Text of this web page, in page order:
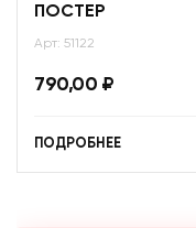
ПОСТЕР
Арт: 51122
790,00 ₽
ПОДРОБНЕЕ